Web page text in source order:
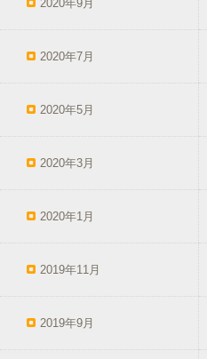
2020年9月
2020年7月
2020年5月
2020年3月
2020年1月
2019年11月
2019年9月